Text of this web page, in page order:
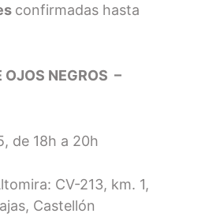
confirmadas hasta
OJOS NEGROS –
de 18h a 20h
CV-213, km. 1,
Castellón